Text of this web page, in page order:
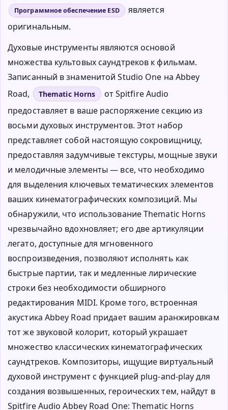
Программное обеспечение ESD
является
оригинальным.
Духовые инструменты являются основой
множества культовых саундтреков к фильмам.
Записанный в знаменитой Studio One на Abbey
Road,
Thematic Horns
от Spitfire Audio
предоставляет в ваше распоряжение секцию из
восьми духовых инструментов. Этот набор
представляет собой настоящую сокровищницу,
предоставляя задумчивые текстуры, мощные звуки
и мелодичные элементы — все, что необходимо
для выделения ключевых тематических элементов
ваших кинематографических композиций. Мы
обнаружили, что использование Thematic Horns
чрезвычайно вдохновляет; его две артикуляции
легато, доступные для мгновенного
воспроизведения, позволяют исполнять как
быстрые партии, так и медленные лирические
строки без необходимости обширного
редактирования MIDI. Кроме того, встроенная
акустика Abbey Road придает вашим аранжировкам
тот же звуковой колорит, который украшает
множество классических кинематографических
саундтреков. Композиторы, ищущие виртуальный
духовой инструмент с функцией plug-and-play для
создания возвышенных, героических тем, найдут в
Spitfire Audio Abbey Road One: Thematic Horns